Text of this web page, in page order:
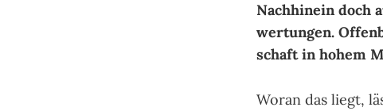
Nach­hin­ein doch
wer­tun­gen.
schaft in ho­hem
Woran das liegt,